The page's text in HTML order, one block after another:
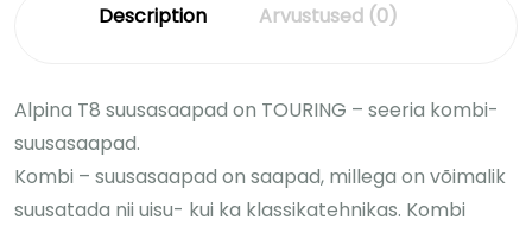
Description Arvustused (0)
Alpina T8 suusasaapad on TOURING – seeria kombi-
suusasaapad.
Kombi – suusasaapad on saapad, millega on võimalik
suusatada nii uisu- kui ka klassikatehnikas. Kombi